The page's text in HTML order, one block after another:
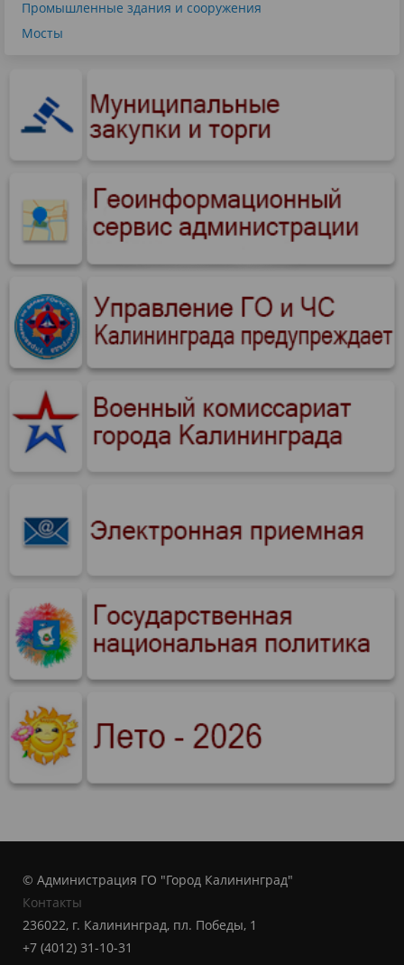
Промышленные здания и сооружения
Мосты
© Администрация ГО "Город Калининград"
Контакты
236022, г. Калининград, пл. Победы, 1
+7 (4012) 31-10-31